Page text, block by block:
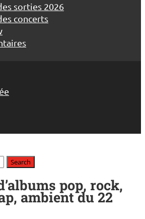
sorties 2026
concerts
pop, rock,
ambient du 22